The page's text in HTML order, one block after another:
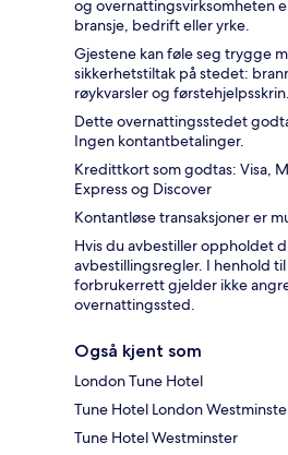
og overnattingsvirksomheten
bransje, bedrift eller yrke.
Gjestene kan føle seg trygge
sikkerhetstiltak på stedet:
røykvarsler og førstehjelpsskrin.
Dette overnattingsstedet
Ingen kontantbetalinger.
Kredittkort som godtas: Visa,
Express og Discover
Kontantløse transaksjoner er
Hvis du avbestiller oppholdet
avbestillingsregler. I henhold
forbrukerrett gjelder ikke
overnattingssted.
Også kjent som
London Tune Hotel
Tune Hotel London
Tune Hotel Westminster